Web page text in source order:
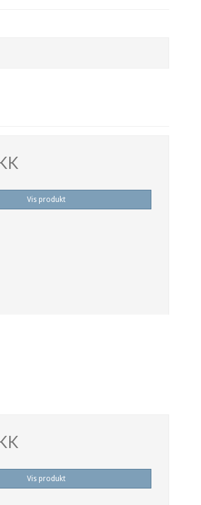
Vis produkt
Vis produkt